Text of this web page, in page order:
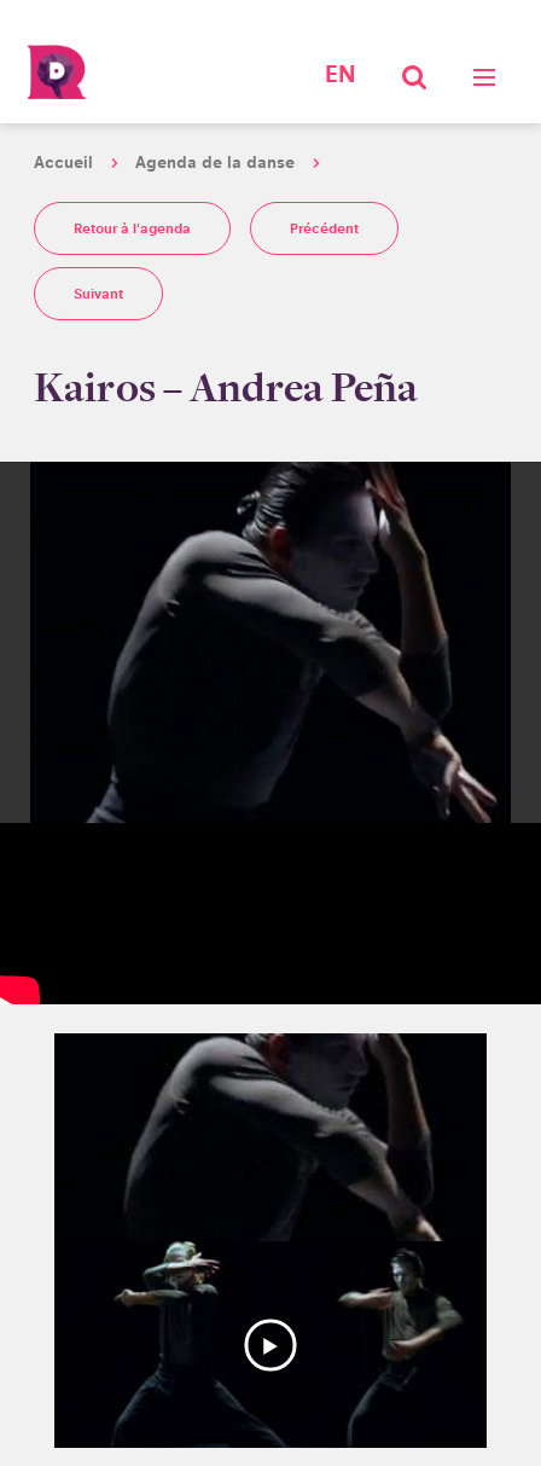
EN
Accueil Agenda de la danse
Retour à l'agenda Précédent
Suivant
Kairos – Andrea Peña